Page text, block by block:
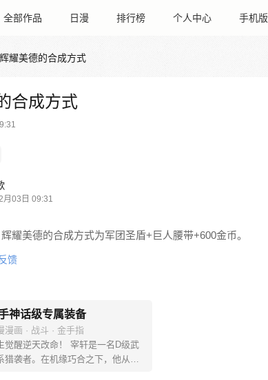
全部作品 日漫 排行榜 个人中心 手机版
辉耀美德的合成方式
合成方式
月03日 09:31
耀美德的合成方式为军团圣盾+巨人腰带+600金币。
馈
神话级专属装备
漫画 · 战斗 · 金手指
觉醒逆天改命！ 宰轩是一名D级武
猎袭者。在机缘巧合之下，他从副